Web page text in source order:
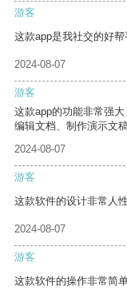
游客
这款app是我社交的好
2024-08-07
游客
这款app的功能非常强
编辑文档、制作演示文
2024-08-07
游客
这款软件的设计非常人
2024-08-07
游客
这款软件的操作非常简